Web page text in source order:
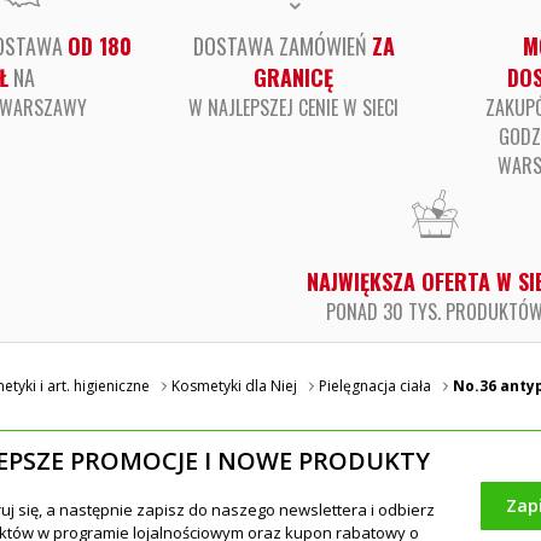
OD 180
NA
DOSTAWA ZAMÓWIEŃ ZA
GRANICĘ
W NAJLEPSZEJ CENIE W SIECI
NAJWIĘKSZA OFERTA W
PONAD 30 TYS.
i art. higieniczne Kosmetyki dla Niej Pielęgnacja ciała No.36
PROMOCJE I NOWE PRODUKTY